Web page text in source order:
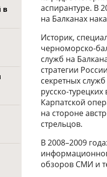
в
аспирантуре. В
на Балканах
Историк,
черноморско-
служб на
стратегии
секретных
русско-
Карпатской
на стороне
стрельцов.
В 2008–2009
обзоров СМИ и